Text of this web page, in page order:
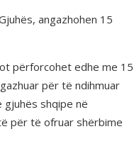
angazhohen 15
përforcohet edhe me 15
për të ndihmuar
gjuhës shqipe në
për të ofruar shërbime